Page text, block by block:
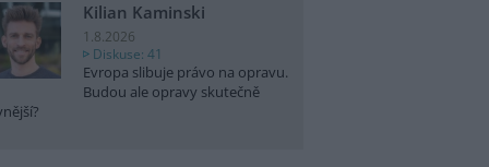
Kilian Kaminski
1.8.2026
Diskuse: 41
Evropa slibuje právo na opravu.
Budou ale opravy skutečně